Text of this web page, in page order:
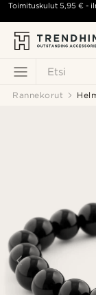
Etsi
Toimituskulut5,95 € -
Rannekorut